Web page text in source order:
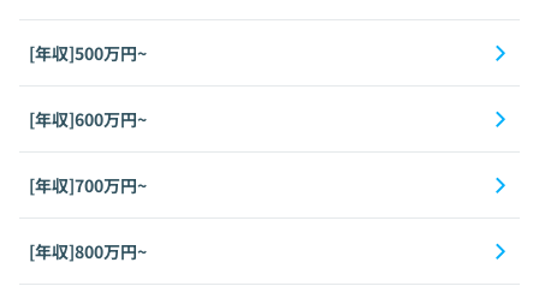
[年収]500万円~
[年収]600万円~
[年収]700万円~
[年収]800万円~